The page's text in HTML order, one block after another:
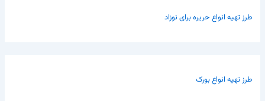
طرز تهیه انواع حریره برای نوزاد
طرز تهیه انواع بورک